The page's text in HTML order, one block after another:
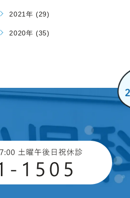
2021年 (29)
2020年 (35)